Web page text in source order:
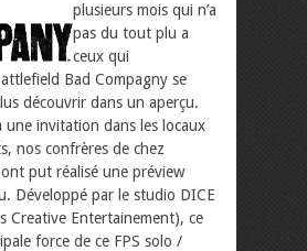
plusieurs mois qui n’a
pas du tout plu a
ceux qui
Bad Compagny se
découvrir dans un aperçu.
une invitation dans les locaux
nos confrères de chez
put réalisé une préview
Développé par le studio DICE
Creative Entertainement), ce
force de ce FPS solo /